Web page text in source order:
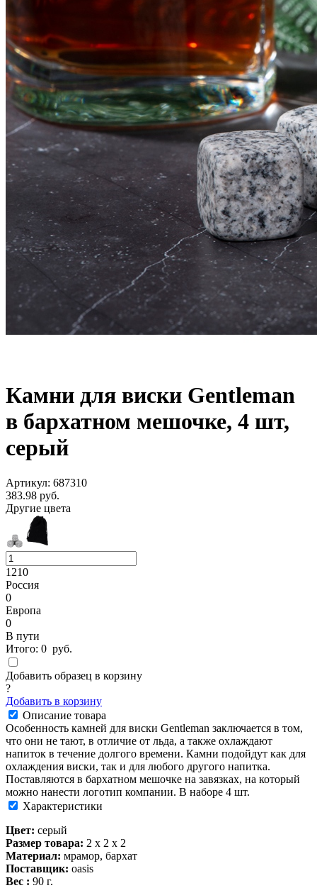
Камни для виски Gentleman
в бархатном мешочке, 4 шт,
серый
Артикул: 687310
383.98 руб.
Другие цвета
1210
Россия
0
Европа
0
В пути
Итого: 0 руб.
Добавить образец в корзину
?
Добавить в корзину
Описание товара
Особенность камней для виски Gentleman заключается в том,
что они не тают, в отличие от льда, а также охлаждают
напиток в течение долгого времени. Камни подойдут как для
охлаждения виски, так и для любого другого напитка.
Поставляются в бархатном мешочке на завязках, на который
можно нанести логотип компании. В наборе 4 шт.
Характеристики
Цвет: серый
Размер товара: 2 х 2 х 2
Материал: мрамор, бархат
Поставщик: oasis
Вес : 90 г.